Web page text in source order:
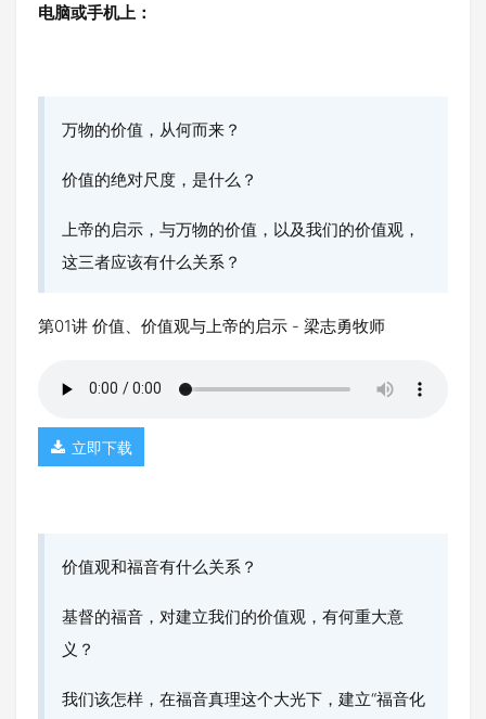
电脑或手机上：
万物的价值，从何而来？
价值的绝对尺度，是什么？
上帝的启示，与万物的价值，以及我们的价值观，
这三者应该有什么关系？
第01讲 价值、价值观与上帝的启示 - 梁志勇牧师
立即下载
价值观和福音有什么关系？
基督的福音，对建立我们的价值观，有何重大意
义？
我们该怎样，在福音真理这个大光下，建立“福音化